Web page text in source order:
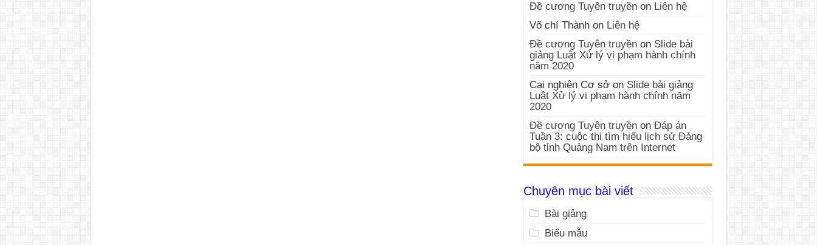
Đề cương Tuyên truyềnon Liên hệ
Võ chí Thànhon Liên hệ
Đề cương Tuyên truyềnon Slide bài
giảng Luật Xử lý vi phạm hành chính
năm 2020
Cai nghiện Cơ sởon Slide bài giảng
Luật Xử lý vi phạm hành chính năm
2020
Đề cương Tuyên truyềnon Đáp án
Tuần 3: cuộc thi tìm hiểu lịch sử Đảng
bộ tỉnh Quảng Nam trên Internet
Chuyên mục bài viết
Bài giảng
Biểu mẫu